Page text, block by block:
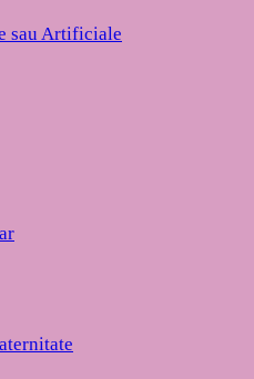
sau Artificiale